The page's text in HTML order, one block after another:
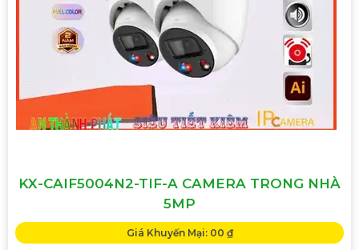
KX-CAIF5004N2-TIF-A CAMERA TRONG NHÀ
5MP
Giá Khuyến Mại: 00 ₫